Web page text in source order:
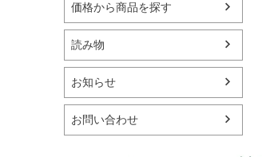
価格から商品を探す
読み物
お知らせ
お問い合わせ